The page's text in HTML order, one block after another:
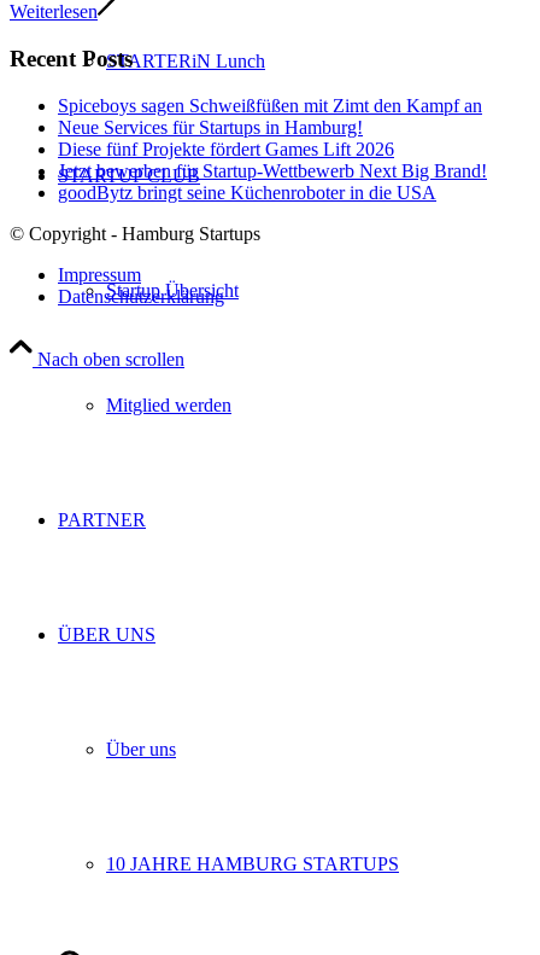
STARTERiN Lunch
STARTUP CLUB
Startup Übersicht
Mitglied werden
PARTNER
ÜBER UNS
Über uns
10 JAHRE HAMBURG STARTUPS
Weiterlesen
Recent Posts
Spiceboys sagen Schweißfüßen mit Zimt den Kampf an
Neue Services für Startups in Hamburg!
Diese fünf Projekte fördert Games Lift 2026
Jetzt bewerben für Startup-Wettbewerb Next Big Brand!
goodBytz bringt seine Küchenroboter in die USA
© Copyright - Hamburg Startups
Impressum
Datenschutzerklärung
Nach oben scrollen